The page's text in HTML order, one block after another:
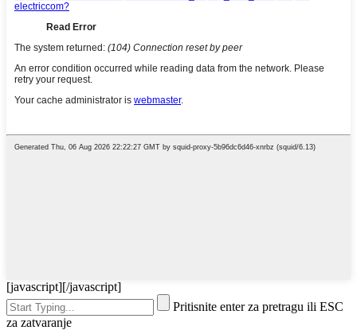
[javascript][/javascript]
Pritisnite enter za pretragu ili ESC
za zatvaranje